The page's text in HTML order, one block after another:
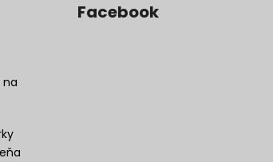
na
Facebook